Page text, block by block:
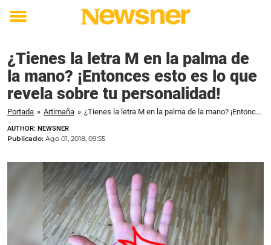
Toggle
¿Tienes la letra M en la palma de
la mano? ¡Entonces esto es lo que
revela sobre tu personalidad!
Portada » Artimaña » ¿Tienes la letra M en la palma de la mano? ¡Entonces esto es lo que revela sobre tu personalidad!
AUTHOR: NEWSNER
Publicado: Ago 01, 2018, 09:55